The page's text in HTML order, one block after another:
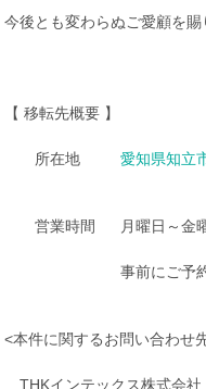
今後とも変わらぬご愛顧を賜
【 移転先概要 】
所在地 愛知県知立
営業時間 月曜日～金
事前にご予
<本件に関するお問い合わせ
THKインテックス株式会